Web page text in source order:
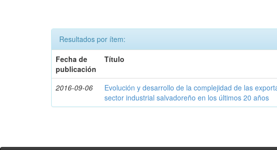
Resultados por ítem:
Fecha de
publicación
Título
2016-09-06
Evolución y desarrollo de la complejidad de las
sector industrial salvadoreño en los últimos 20 años